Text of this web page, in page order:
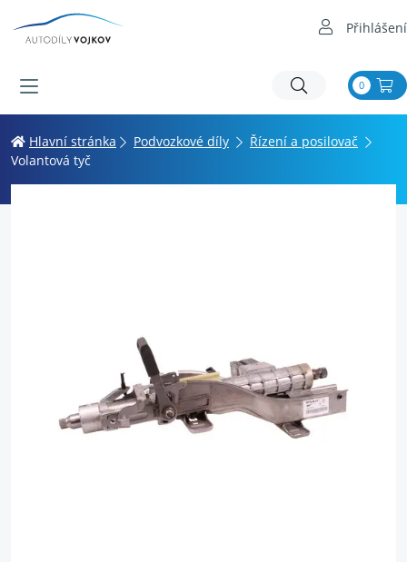
Přihlášení
0
Hlavní stránka Podvozkové díly
Řízení a posilovač
Volantová tyč